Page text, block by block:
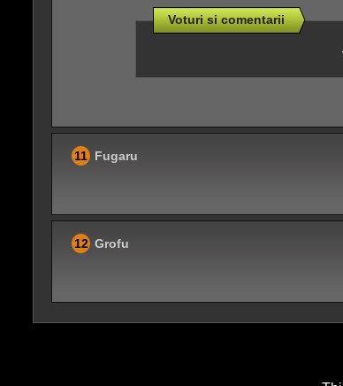
Voturi si comentarii
11 Fugaru
12 Grofu